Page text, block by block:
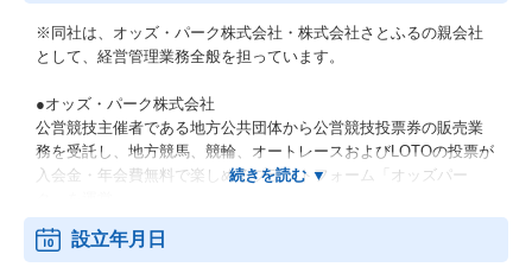
※同社は、オッズ・パーク株式会社・株式会社さとふるの親会社
として、経営管理業務全般を担っています。
●オッズ・パーク株式会社
公営競技主催者である地方公共団体から公営競技投票券の販売業
務を受託し、地方競馬、競輪、オートレースおよびLOTOの投票が
入会金・年会費無料で楽しめるプラットフォーム「オッズパー
同社のビジネスモデルとしては、売り上げの一定割合を委託料と
して受ける形なので、売上拡大の恩恵を自治体と共有する立場に
設立年月日